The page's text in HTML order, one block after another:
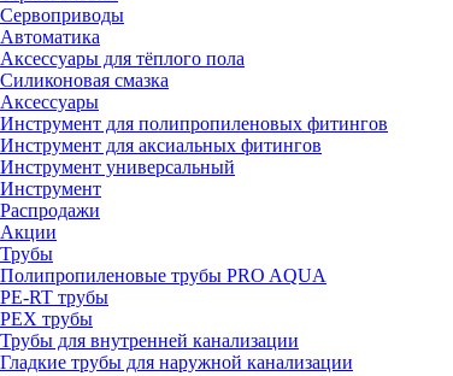
Сервоприводы
Автоматика
Аксессуары для тёплого пола
Силиконовая смазка
Аксессуары
Инструмент для полипропиленовых фитингов
Инструмент для аксиальных фитингов
Инструмент универсальный
Инструмент
Распродажи
Акции
Трубы
Полипропиленовые трубы PRO AQUA
PE-RT трубы
PEX трубы
Трубы для внутренней канализации
Гладкие трубы для наружной канализации